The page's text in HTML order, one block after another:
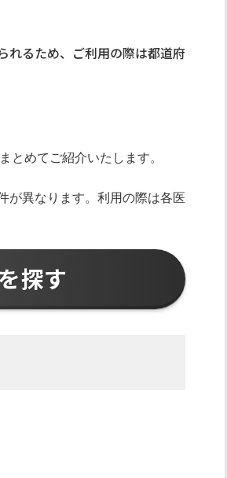
れるため、ご利用の際は都道府
とめてご紹介いたします。
が異なります。利用の際は各医
探す